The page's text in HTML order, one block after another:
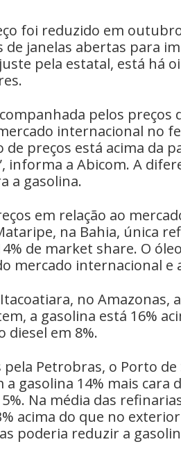
foi reduzido em
de janelas abertas para
pela estatal, está há
pelos preços
internacional no
preços está acima da
informa a Abicom. A
a gasolina.
em relação ao
na Bahia, única
de market share. O
mercado internacional e
no Amazonas,
a gasolina está 16%
diesel em 8%.
Petrobras, o Porto de
a gasolina 14% mais cara
Na média das
acima do que no
poderia reduzir a